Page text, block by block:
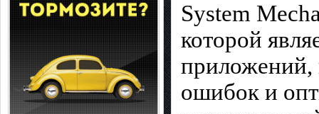
System
которой
приложений,
ошибок и